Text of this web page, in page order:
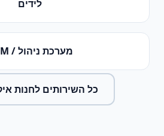
לידים
מערכת ניהול / CRM
כל השירותים לחנות